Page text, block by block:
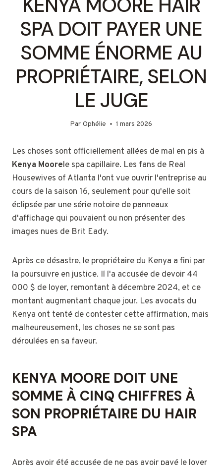
SPA DOIT PAYER UNE
SOMME ÉNORME AU
PROPRIÉTAIRE, SELON
LE JUGE
Par Ophélie 1 mars 2026
Les choses sont officiellement allées de mal en pis à
Kenya Moorele spa capillaire. Les fans de Real
Housewives of Atlanta l'ont vue ouvrir l'entreprise au
cours de la saison 16, seulement pour qu'elle soit
éclipsée par une série notoire de panneaux
d'affichage qui pouvaient ou non présenter des
images nues de Brit Eady.
Après ce désastre, le propriétaire du Kenya a fini par
la poursuivre en justice. Il l'a accusée de devoir 44
000 $ de loyer, remontant à décembre 2024, et ce
montant augmentant chaque jour. Les avocats du
Kenya ont tenté de contester cette affirmation, mais
malheureusement, les choses ne se sont pas
déroulées en sa faveur.
KENYA MOORE DOIT UNE
SOMME À CINQ CHIFFRES À
SON PROPRIÉTAIRE DU HAIR
SPA